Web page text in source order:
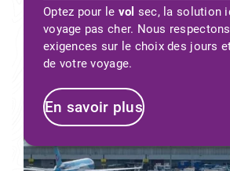
Adoptez leur rythme, inventez un
regard et les gestes.
En savoir plus